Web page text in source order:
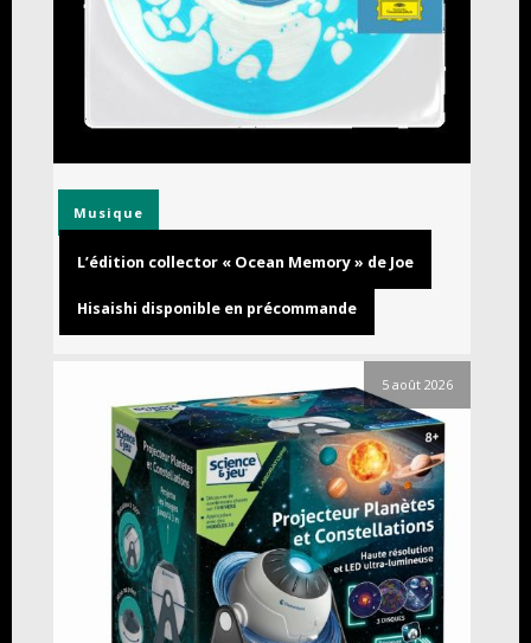
Musique
L’édition collector « Ocean Memory » de Joe
Hisaishi disponible en précommande
5 août 2026